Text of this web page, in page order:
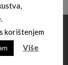
korištenjem
Više